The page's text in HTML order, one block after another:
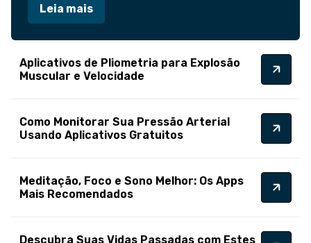
Leia mais
Aplicativos de Pliometria para Explosão
Muscular e Velocidade
Como Monitorar Sua Pressão Arterial
Usando Aplicativos Gratuitos
Meditação, Foco e Sono Melhor: Os Apps
Mais Recomendados
Descubra Suas Vidas Passadas com Estes